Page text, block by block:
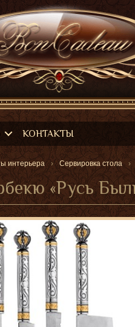
КОНТАКТЫ
интерьера Сервировка стола
«Русь